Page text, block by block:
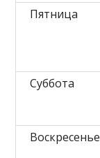
Пятница
Суббота
Воскресенье